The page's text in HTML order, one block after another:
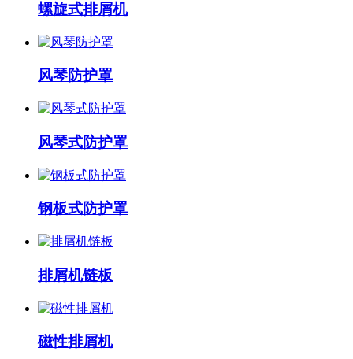
螺旋式排屑机
风琴防护罩
风琴式防护罩
钢板式防护罩
排屑机链板
磁性排屑机